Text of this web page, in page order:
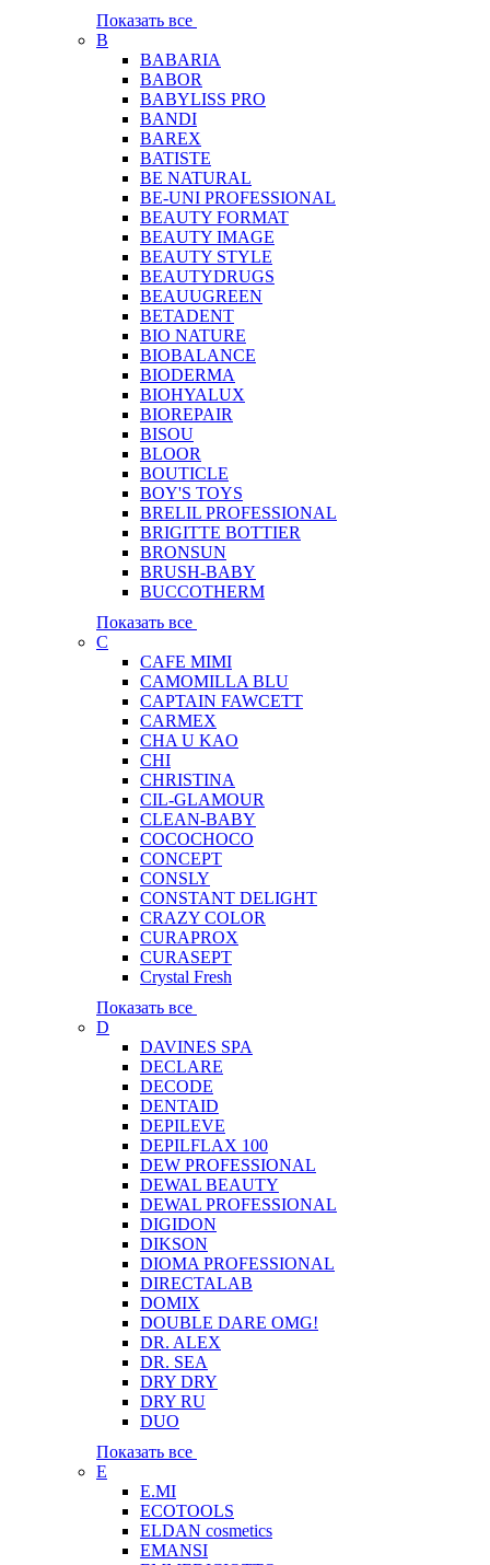
Показать все
B
BABARIA
BABOR
BABYLISS PRO
BANDI
BAREX
BATISTE
BE NATURAL
BE-UNI PROFESSIONAL
BEAUTY FORMAT
BEAUTY IMAGE
BEAUTY STYLE
BEAUTYDRUGS
BEAUUGREEN
BETADENT
BIO NATURE
BIOBALANCE
BIODERMA
BIOHYALUX
BIOREPAIR
BISOU
BLOOR
BOUTICLE
BOY'S TOYS
BRELIL PROFESSIONAL
BRIGITTE BOTTIER
BRONSUN
BRUSH-BABY
BUCCOTHERM
Показать все
C
CAFE MIMI
CAMOMILLA BLU
CAPTAIN FAWCETT
CARMEX
CHA U KAO
CHI
CHRISTINA
CIL-GLAMOUR
CLEAN-BABY
COCOCHOCO
CONCEPT
CONSLY
CONSTANT DELIGHT
CRAZY COLOR
CURAPROX
CURASEPT
Crystal Fresh
Показать все
D
DAVINES SPA
DECLARE
DECODE
DENTAID
DEPILEVE
DEPILFLAX 100
DEW PROFESSIONAL
DEWAL BEAUTY
DEWAL PROFESSIONAL
DIGIDON
DIKSON
DIOMA PROFESSIONAL
DIRECTALAB
DOMIX
DOUBLE DARE OMG!
DR. ALEX
DR. SEA
DRY DRY
DRY RU
DUO
Показать все
E
E.MI
ECOTOOLS
ELDAN cosmetics
EMANSI